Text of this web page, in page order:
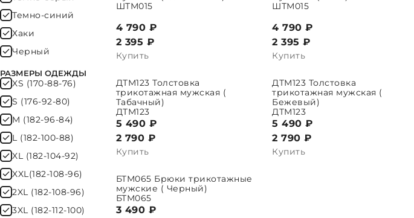
Темно-синий
Хаки
Черный
РАЗМЕРЫ ОДЕЖДЫ
XS (170-88-76)
S (176-92-80)
M (182-96-84)
L (182-100-88)
XL (182-104-92)
XXL(182-108-96)
2XL (182-108-96)
3XL (182-112-100)
ШТМ015
4 790 ₽
2 395 ₽
Купить
ШТМ015
4 790 ₽
2 395 ₽
Купить
ВЫБРАТЬ ПАРАМЕТРЫ
ДТМ123 Толстовка
трикотажная мужская (
Табачный)
ДТМ123
5 490 ₽
2 790 ₽
Купить
ВЫБРАТЬ ПАРАМЕТРЫ
ДТМ123 Толстовка
трикотажная мужская (
Бежевый)
ДТМ123
5 490 ₽
2 790 ₽
Купить
ВЫБРАТЬ ПАРАМЕТРЫ
БТМ065 Брюки трикотажные
мужские ( Черный)
БТМ065
3 490 ₽